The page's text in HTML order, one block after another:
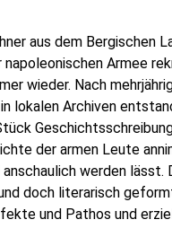
aus dem Bergischen
napoleonischen Armee
wieder. Nach
lokalen Archiven
der armen Leute
werden lässt.
doch literarisch
und Pathos und